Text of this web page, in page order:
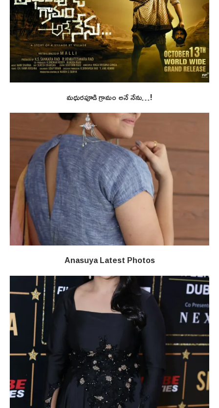
మధురపూడి గ్రామం అనే నేను…!
Anasuya Latest Photos